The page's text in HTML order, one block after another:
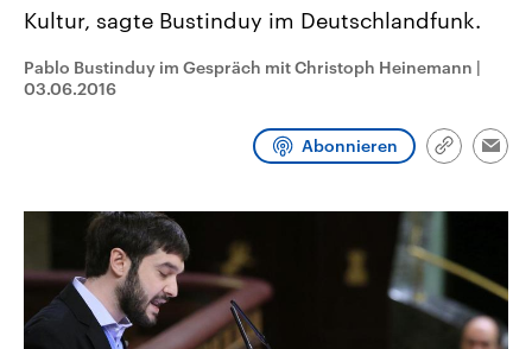
Kultur, sagte Bustinduy im Deutschlandfunk.
Pablo Bustinduy im Gespräch mit Christoph Heinemann |
03.06.2016
Abonnieren
Link